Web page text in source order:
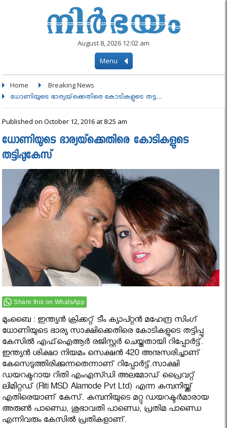
August 8, 2026 12:02 am
Menu
Home Breaking News
ധോണിയുടെ ഭാര്യയ്‌ക്കെതിരെ കോടികളുടെ തട്ട....
Published on October 12, 2016 at 8:25 am
ധോണിയുടെ ഭാര്യയ്‌ക്കെതിരെ കോടികളുടെ
തട്ടിപ്പുകേസ്
Share this on WhatsApp
മുംബൈ : ഇന്ത്യന്‍ ക്രിക്കറ്റ് ടീം ക്യാപ്റ്റന്‍ മഹേന്ദ്ര സിംഗ്
ധോണിയുടെ ഭാര്യ സാക്ഷിക്കെതിരെ കോടികളുടെ തട്ടിപ്പു
കേസില്‍ എഫ്‌ഐആര്‍ രജിസ്റ്റര്‍ ചെയ്തതായി റിപ്പോര്‍ട്ട്.
ഇന്ത്യന്‍ ശിക്ഷാ നിയമം സെക്ഷന്‍ 420 അനുസരിച്ചാണ്
കേസെടുത്തിരിക്കുന്നതെന്നാണ് റിപ്പോര്‍ട്ട്.സാക്ഷി
ഡയറക്ടറായ റിതി എംഎസ്ഡി അലമോഡ് പ്രൈവറ്റ്
ലിമിറ്റഡ് (Riti MSD Alamode Pvt Ltd) എന്ന കമ്പനിയ്ക്ക്
എതിരെയാണ് കേസ്. കമ്പനിയുടെ മറ്റു ഡയറക്ടര്‍മാരായ
അരുണ്‍ പാണ്ഡെ, ശുഭാവതി പാണ്ഡെ, പ്രതിമ പാണ്ഡെ
എന്നിവരും കേസില്‍ പ്രതികളാണ്.